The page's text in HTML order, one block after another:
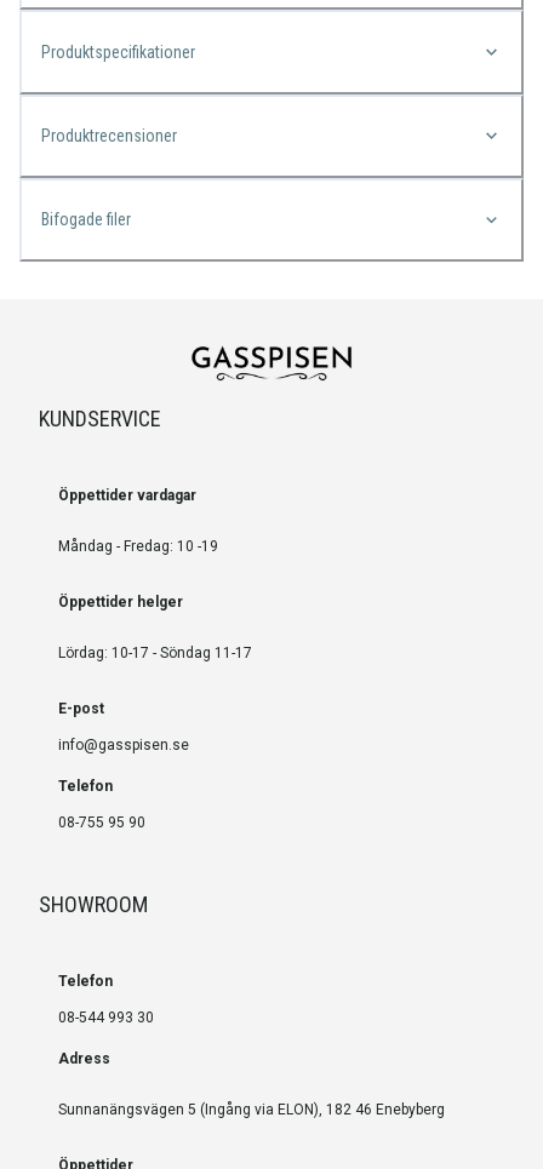
Produktspecifikationer
Produktrecensioner
Bifogade filer
KUNDSERVICE
Öppettider vardagar
Måndag - Fredag: 10 -19
Öppettider helger
Lördag: 10-17 - Söndag 11-17
E-post
info@gasspisen.se
Telefon
08-755 95 90
SHOWROOM
Telefon
08-544 993 30
Adress
Sunnanängsvägen 5 (Ingång via ELON), 182 46 Enebyberg
Öppettider